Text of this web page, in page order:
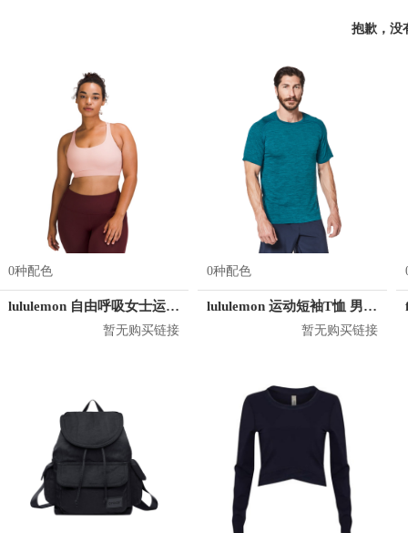
抱歉，没
0种配色
lululemon 自由呼吸女士运动文胸
暂无购买链接
0种配色
lululemon 运动短袖T恤 男女同款 LM3AR7S
暂无购买链接